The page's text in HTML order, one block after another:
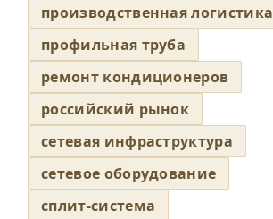
производственная логистика
профильная труба
ремонт кондиционеров
российский рынок
сетевая инфраструктура
сетевое оборудование
сплит-система